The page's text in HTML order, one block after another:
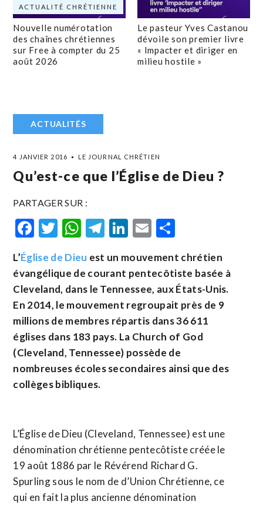
ACTUALITÉ CHRÉTIENNE
Nouvelle numérotation
des chaînes chrétiennes
sur Free à compter du 25
août 2026
Le pasteur Yves Castanou
dévoile son premier livre
« Impacter et diriger en
milieu hostile »
ACTUALITÉS
4 JANVIER 2016 LE JOURNAL CHRÉTIEN
Qu’est-ce que l’Église de Dieu ?
PARTAGER SUR :
Facebook
Twitter
WhatsApp
Telegram
LinkedIn
Email
L’Église de Dieu est un mouvement chrétien
évangélique de courant pentecôtiste basée à
Cleveland, dans le Tennessee, aux États-Unis.
En 2014, le mouvement regroupait près de 9
millions de membres répartis dans 36 611
églises dans 183 pays. La Church of God
(Cleveland, Tennessee) possède de
nombreuses écoles secondaires ainsi que des
collèges bibliques.
L’Église de Dieu (Cleveland, Tennessee) est une
dénomination chrétienne pentecôtiste créée le
19 août 1886 par le Révérend Richard G.
Spurling sous le nom de d’Union Chrétienne, ce
qui en fait la plus ancienne dénomination